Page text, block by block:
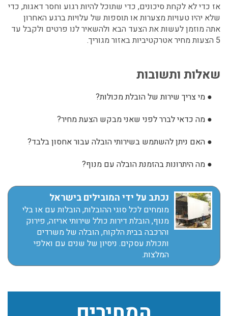
אז כדי לא לקחת סיכונים, כדי שתוכל להיות רגוע וחסר דאגות, כדי
שלא יהיו טעויות מצערות או תוספות של עלויות ברגע האחרון
אתה מוזמן לעשות את הצעד הבא ולהשאיר לנו פרטים ולקבל עד
5 הצעות מחיר אטרקטיביות באזור מגוריך.
שאלות ותשובות
● מי צריך שירות של הובלת מכולות?
● מה כדאי לברר לפני שאני מבקש הצעת מחיר?
● האם ניתן להשתמש בשירותי הובלה עבור אחסון בלבד?
● מה היתרונות בהזמנת הובלה עם מנוף?
נכתב על ידי המובילים בישראל
מומחים לכל סוגי ההובלות, הובלות עם או בלי
מנוף, הובלת דירות כולל שירותי אריזה, פירוק
והרכבה בבית הלקוח, הובלה של משרדים
ותכולת עסקים. ניסיון של שנים עם ואלפי
המלצות.